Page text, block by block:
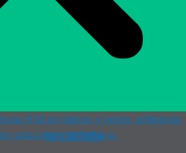
MI CUENTA